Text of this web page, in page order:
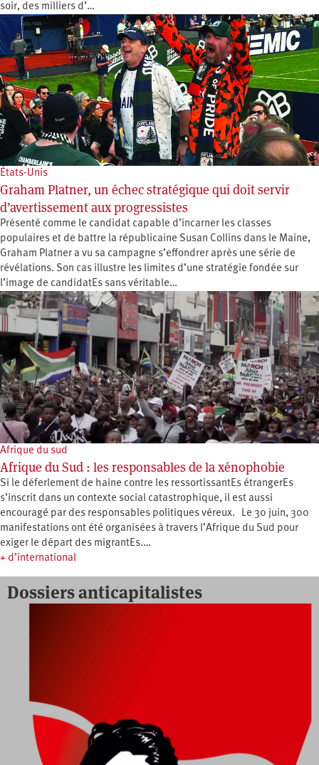
soir, des milliers d’…
États-Unis
Graham Platner, un échec stratégique qui doit servir
d’avertissement aux progressistes
Présenté comme le candidat capable d’incarner les classes
populaires et de battre la républicaine Susan Collins dans le Maine,
Graham Platner a vu sa campagne s’effondrer après une série de
révélations. Son cas illustre les limites d’une stratégie fondée sur
l’image de candidatEs sans véritable…
Afrique du sud
Afrique du Sud : les responsables de la xénophobie
Si le déferlement de haine contre les ressortissantEs étrangerEs
s’inscrit dans un contexte social catastrophique, il est aussi
encouragé par des responsables politiques véreux. Le 30 juin, 300
manifestations ont été organisées à travers l’Afrique du Sud pour
exiger le départ des migrantEs.…
+ d’international
Dossiers anticapitalistes